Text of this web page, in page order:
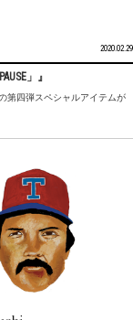
2020.02.29
」』
の第四弾スペシャルアイテムが